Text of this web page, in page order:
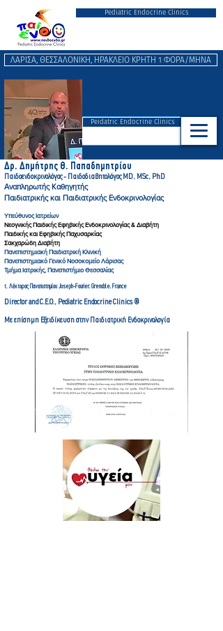
Pediatric Endocrine Clinics
ΛΑΡΙΣΑ, ΘΕΣΣΑΛΟΝΙΚΗ, ΗΡΑΚΛΕΙΟ ΚΡΗΤΗ 1 ΦΟΡΑ/ΜΗΝΑ
Peidatric Endocrine Clinics
Δρ. Δημήτρης Θ. Παπαδημητρίου
Παιδοενδοκρινολόγος - Παιδοδιαβητολόγος MD, MSc, PhD
Αναπληρωτής Καθηγητής
Παιδιατρικής και Παιδιατρικής Ενδοκρινολογίας
Υπεύθυνος Ιατρείων
Νεογνικής Παιδικής Εφηβικής Ενδοκρινολογίας & Διαβήτη
Παιδικής και Εφηβικής Παχυσαρκίας
Σακχαρώδη Διαβήτη
Πανεπιστημιακή Παιδιατρική Κλινική
Πανεπιστημιακό Γενικό Νοσοκομείο Λάρισας
Τμήμα Ιατρικής, Πανεπιστήμιο Θεσσαλίας
τ. Λέκτορας Πανεπιστημίου Joseph-Fourier, Grenoble, France
Director and C.E.O., Pediatric Endocrine Clinics ®
Με επίσημη Εξειδίκευση στην Παιδιατρική Ενδοκρινολογία